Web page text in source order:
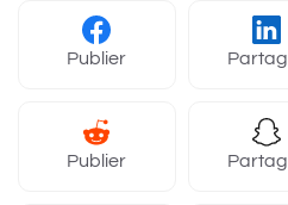
Publier
Publier